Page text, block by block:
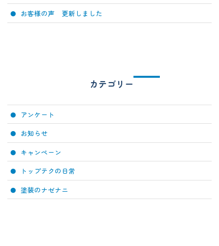
お客様の声 更新しました
カテゴリー
アンケート
お知らせ
キャンペーン
トップテクの日常
塗装のナゼナニ